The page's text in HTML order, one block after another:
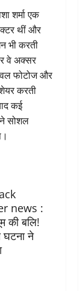
शर्मा एक
थीं और
भी करती
वे अक्सर
फोटोज और
करती
कई
सोशल
news :
की बलि!
घटना ने